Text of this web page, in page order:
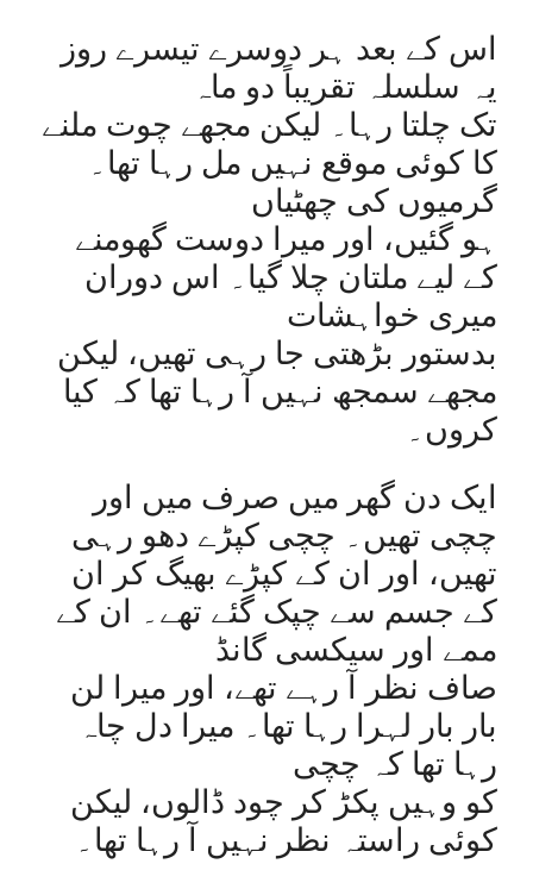
اس کے بعد ہر دوسرے تیسرے روز
یہ سلسلہ تقریباً دو ماہ
تک چلتا رہا۔ لیکن مجھے چوت ملنے
کا کوئی موقع نہیں مل رہا تھا۔
گرمیوں کی چھٹیاں
ہو گئیں، اور میرا دوست گھومنے
کے لیے ملتان چلا گیا۔ اس دوران
میری خواہشات
بدستور بڑھتی جا رہی تھیں، لیکن
مجھے سمجھ نہیں آ رہا تھا کہ کیا
کروں۔
ایک دن گھر میں صرف میں اور
چچی تھیں۔ چچی کپڑے دھو رہی
تھیں، اور ان کے کپڑے بھیگ کر ان
کے جسم سے چپک گئے تھے۔ ان کے
ممے اور سیکسی گانڈ
صاف نظر آ رہے تھے، اور میرا لن
بار بار لہرا رہا تھا۔ میرا دل چاہ
رہا تھا کہ چچی
کو وہیں پکڑ کر چود ڈالوں، لیکن
کوئی راستہ نظر نہیں آ رہا تھا۔